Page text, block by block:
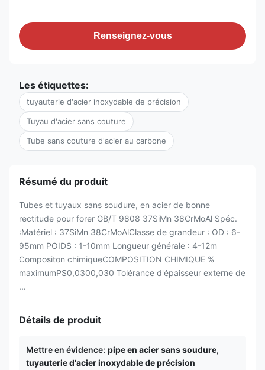
Renseignez-vous
Les étiquettes:
tuyauterie d'acier inoxydable de précision
Tuyau d'acier sans couture
Tube sans couture d'acier au carbone
Résumé du produit
Tubes et tuyaux sans soudure, en acier de bonne
rectitude pour forer GB/T 9808 37SiMn 38CrMoAl Spéc.
:Matériel : 37SiMn 38CrMoAlClasse de grandeur : OD : 6-
95mm POIDS : 1-10mm Longueur générale : 4-12m
Compositon chimiqueCOMPOSITION CHIMIQUE %
maximumPS0,0300,030 Tolérance d'épaisseur externe de
...
Détails de produit
Mettre en évidence: pipe en acier sans soudure,
tuyauterie d'acier inoxydable de précision